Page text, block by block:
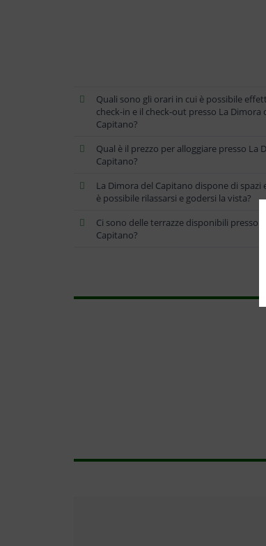
Quali sono gli orari in cui è possibile
check-in e il check-out presso La Dimora
Capitano?
Qual è il prezzo per alloggiare presso La
Capitano?
La Dimora del Capitano dispone di spazi
è possibile rilassarsi e godersi la vista?
Ci sono delle terrazze disponibili presso
Capitano?